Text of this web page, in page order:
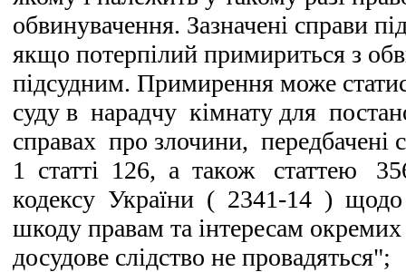
обвинувачення. Зазначені справи
якщо потерпілий примириться з
підсудним. Примирення може
суду в нарадчу кімнату для
справах про злочини,
1 статті 126, а також статтею
кодексу України ( 2341-14 ) щодо
шкоду правам та інтересам
досудове слідство не провадяться";